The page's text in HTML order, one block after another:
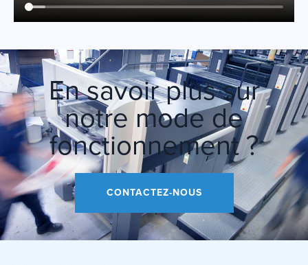
En savoir plus sur
notre mode de
fonctionnement ?
CONTACTEZ-NOUS